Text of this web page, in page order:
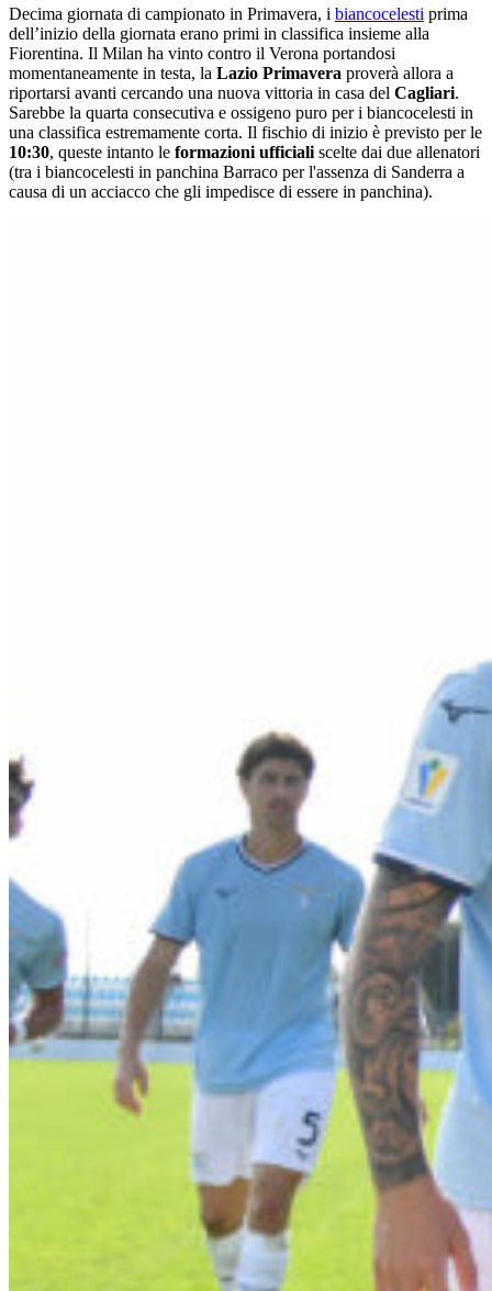
Decima giornata di campionato in Primavera, i biancocelesti prima
dell’inizio della giornata erano primi in classifica insieme alla
Fiorentina. Il Milan ha vinto contro il Verona portandosi
momentaneamente in testa, la Lazio Primavera proverà allora a
riportarsi avanti cercando una nuova vittoria in casa del Cagliari.
Sarebbe la quarta consecutiva e ossigeno puro per i biancocelesti in
una classifica estremamente corta. Il fischio di inizio è previsto per le
10:30, queste intanto le formazioni ufficiali scelte dai due allenatori
(tra i biancocelesti in panchina Barraco per l'assenza di Sanderra a
causa di un acciacco che gli impedisce di essere in panchina).